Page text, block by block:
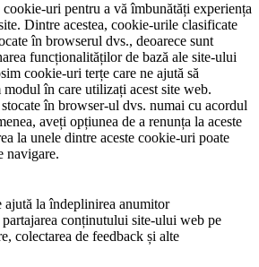
uri pentru a vă îmbunătăți experiența
Dintre acestea, cookie-urile clasificate
în browserul dvs., deoarece sunt
funcționalităților de bază ale site-ului
cookie-uri terțe care ne ajută să
modul în care utilizați acest site web.
în browser-ul dvs. numai cu acordul
aveți opțiunea de a renunța la aceste
la unele dintre aceste cookie-uri poate
navigare.
la îndeplinirea anumitor
conținutului site-ului web pe
colectarea de feedback și alte